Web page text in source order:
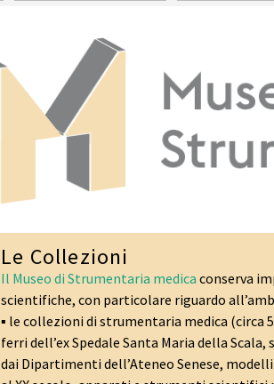
Le Collezioni
Il Museo di Strumentaria medica conserva
scientifiche, con particolare riguardo
▪ le collezioni di strumentaria medica (circa
ferri dell’ex Spedale Santa Maria della
dai Dipartimenti dell’Ateneo Senese,